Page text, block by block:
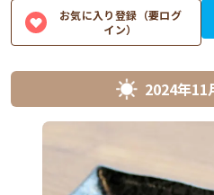
お気に入り登録（要ログ
イン）
2024年11